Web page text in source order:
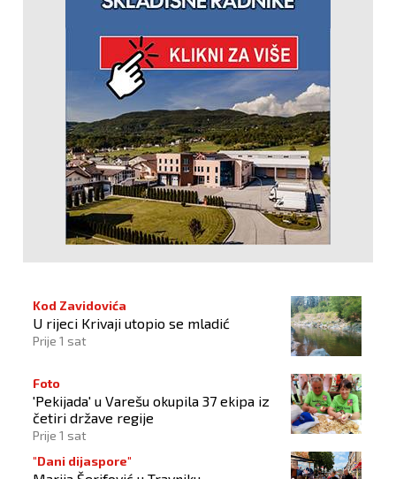
Kod Zavidovića
U rijeci Krivaji utopio se mladić
Prije 1 sat
Foto
'Pekijada' u Varešu okupila 37 ekipa iz
četiri države regije
Prije 1 sat
"Dani dijaspore"